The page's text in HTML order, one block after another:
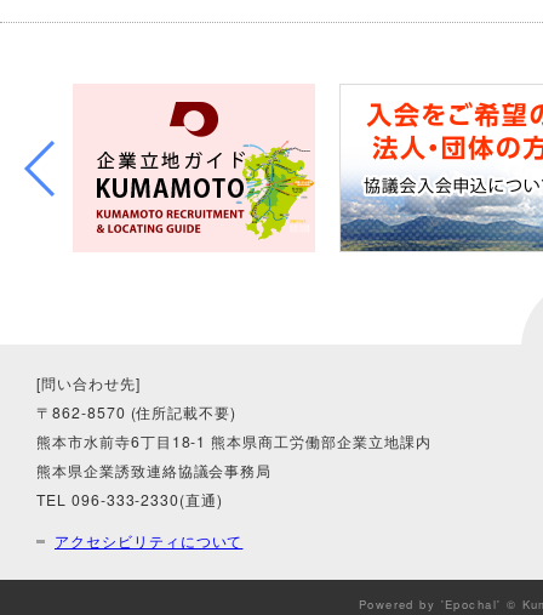
[問い合わせ先]
〒862-8570 (住所記載不要)
熊本市水前寺6丁目18-1 熊本県商工労働部企業立地課内
熊本県企業誘致連絡協議会事務局
TEL 096-333-2330(直通)
アクセシビリティについて
Powered by 'Epochal' ©